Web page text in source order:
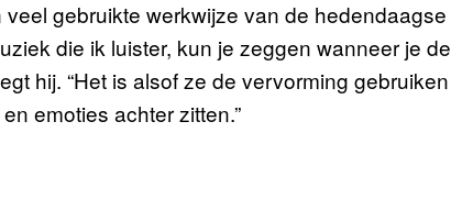
gebruikte werkwijze van de hedendaagse
die ik luister, kun je zeggen wanneer je de
hij. “Het is alsof ze de vervorming gebruiken
emoties achter zitten.”